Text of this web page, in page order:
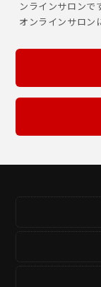
ンラインサロンで
オンラインサロン